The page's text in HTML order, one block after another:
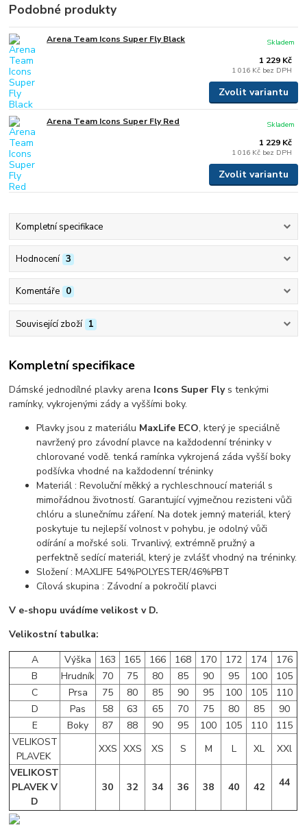
Podobné produkty
Arena Team Icons Super Fly Black
1 229 Kč
1 016 Kč bez DPH
Skladem
Zvolit variantu
Arena Team Icons Super Fly Red
1 229 Kč
1 016 Kč bez DPH
Skladem
Zvolit variantu
Kompletní specifikace
Hodnocení 3
Komentáře 0
Související zboží 1
Kompletní specifikace
Dámské jednodílné plavky arena Icons Super Flys tenkými
ramínky, vykrojenými zády a vyššími boky.
Plavky jsou z materiálu MaxLife ECO, který je speciálně
navržený pro závodní plavce na každodenní tréninky v
chlorované vodě. tenká ramínka vykrojená záda vyšší boky
podšívka vhodné na každodenní tréninky
Materiál : Revoluční měkký a rychleschnoucí materiál s
mimořádnou životností. Garantující vyjmečnou rezisteni vůči
chlóru a slunečnímu záření. Na dotek jemný materiál, který
poskytuje tu nejlepší volnost v pohybu, je odolný vůči
odírání a mořské soli. Trvanlivý, extrémně pružný a
perfektně sedící materiál, který je zvlášť vhodný na tréninky.
Složení : MAXLIFE 54%POLYESTER/46%PBT
Cílová skupina : Závodní a pokročilí plavci
V e-shopu uvádíme velikost v D.
Velikostní tabulka:
A
Výška 163 165 166 168 170 172 174
176
B
Hrudník 70 75 80 85 90 95 100
105
C
Prsa 75 80 85 90 95 100 105
110
D
Pas 58 63 65 70 75 80 85
90
E
Boky 87 88 90 95 100 105 110
115
VELIKOST
PLAVEK
XXS XXS XS S M L XL
XXl
VELIKOST
PLAVEK V
D
30 32 34 36 38 40 42 44